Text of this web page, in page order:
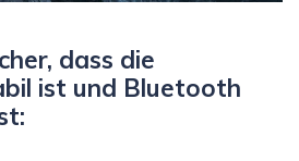
dass die
ist und Bluetooth